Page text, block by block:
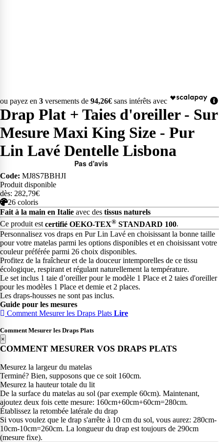
ou payez en 3 versements de 94,26€ sans intérêts avec
Drap Plat + Taies d'oreiller - Sur
Mesure Maxi King Size - Pur
Lin Lavé Dentelle Lisbona
Code: MJ8S7BBHJI
Produit disponible
dès: 282,79€
26 coloris
Fait à la main en Italie avec des tissus naturels
Ce produit estcertifié OEKO-TEX® STANDARD 100.
Personnalisez vos draps en Pur Lin Lavé en choisissant la bonne taille
pour votre matelas parmi les options disponibles et en choisissant votre
couleur préférée parmi 26 choix disponibles.
Profitez de la fraîcheur et de la douceur intemporelles de ce tissu
écologique, respirant et régulant naturellement la température.
Le set inclus 1 taie d’oreiller pour le modèle 1 Place et 2 taies d'oreiller
pour les modèles 1 Place et demie et 2 places.
Les draps-housses ne sont pas inclus.
Guide pour les mesures
Comment Mesurer les Draps Plats Lire
Comment Mesurer les Draps Plats
×
COMMENT MESURER VOS DRAPS PLATS
Mesurez la largeur du matelas
Terminé? Bien, supposons que ce soit 160cm.
Mesurez la hauteur totale du lit
De la surface du matelas au sol (par exemple 60cm). Maintenant,
ajoutez deux fois cette mesure: 160cm+60cm+60cm=280cm.
Établissez la retombée latérale du drap
Si vous voulez que le drap s'arrête à 10 cm du sol, vous aurez: 280cm-
10cm-10cm=260cm. La longueur du drap est toujours de 290cm
(mesure fixe).